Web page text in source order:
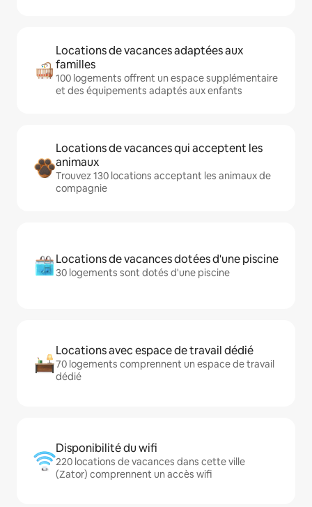
Locations de vacances adaptées aux
familles
100 logements offrent un espace supplémentaire
et des équipements adaptés aux enfants
Locations de vacances qui acceptent les
animaux
Trouvez 130 locations acceptant les animaux de
compagnie
Locations de vacances dotées d'une piscine
30 logements sont dotés d'une piscine
Locations avec espace de travail dédié
70 logements comprennent un espace de travail
dédié
Disponibilité du wifi
220 locations de vacances dans cette ville
(Zator) comprennent un accès wifi